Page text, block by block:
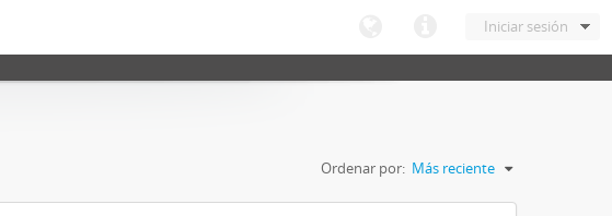
Iniciar sesión
Ordenar por: Más reciente